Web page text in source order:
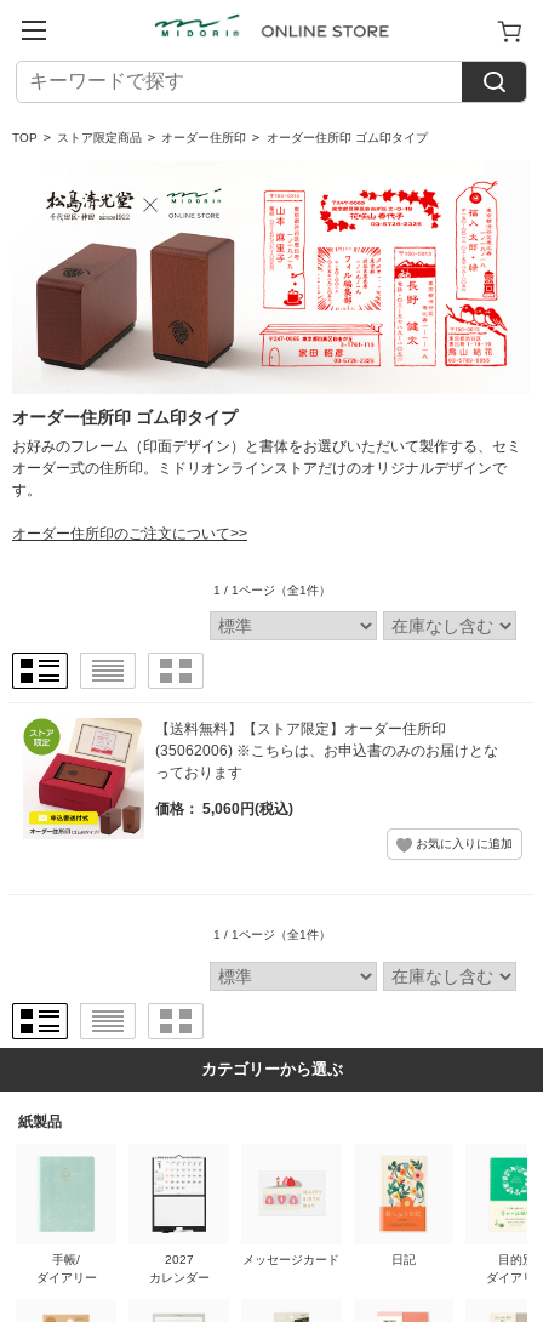
TOP > ストア限定商品 > オーダー住所印 > オーダー住所印 ゴム印タイプ
オーダー住所印 ゴム印タイプ
お好みのフレーム（印面デザイン）と書体をお選びいただいて製作する、セミ
オーダー式の住所印。ミドリオンラインストアだけのオリジナルデザインで
す。
オーダー住所印のご注文について>>
1 / 1ページ （全1件）
【送料無料】【ストア限定】オーダー住所印
(35062006) ※こちらは、お申込書のみのお届けとな
っております
価格： 5,060円(税込)
1 / 1ページ （全1件）
カテゴリーから選ぶ
紙製品
手帳/
ダイアリー
2027
カレンダー
メッセージカード 日記
目的別
ダイアリ